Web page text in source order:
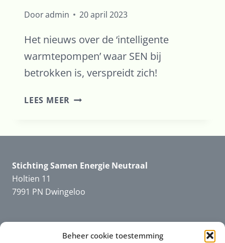
Beheer cookie toestemming
Dooradmin 20 april 2023
Het nieuws over de ‘intelligente
warmtepompen’ waar SEN bij
betrokken is, verspreidt zich!
LEES MEER INTELLIGENTE
NETCONGESTIE
Stichting Samen Energie Neutraal
Holtien 11
7991 PN Dwingeloo
SEN